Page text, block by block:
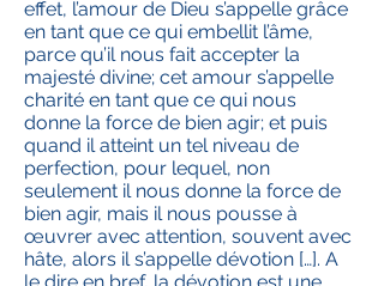
effet, l’amour de Dieu s’appelle grâce
en tant que ce qui embellit l’âme,
parce qu’il nous fait accepter la
majesté divine; cet amour s’appelle
charité en tant que ce qui nous
donne la force de bien agir; et puis
quand il atteint un tel niveau de
perfection, pour lequel, non
seulement il nous donne la force de
bien agir, mais il nous pousse à
œuvrer avec attention, souvent avec
hâte, alors il s’appelle dévotion […]. A